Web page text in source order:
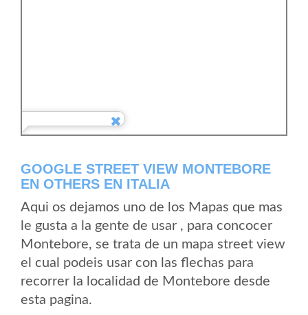
GOOGLE STREET VIEW MONTEBORE
EN OTHERS EN ITALIA
Aqui os dejamos uno de los Mapas que mas
le gusta a la gente de usar , para concocer
Montebore, se trata de un mapa street view
el cual podeis usar con las flechas para
recorrer la localidad de Montebore desde
esta pagina.